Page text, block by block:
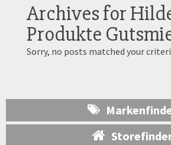
Archives for
Produkte
Sorry, no posts matched your